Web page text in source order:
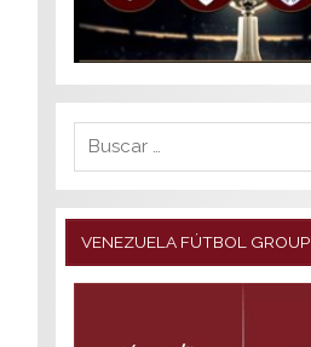
VENEZUELA FÚTBOL GROUP